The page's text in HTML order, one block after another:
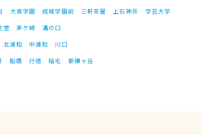
大泉学園 成城学園前 三軒茶屋 上石神井
学芸大学
堂 茅ケ崎
溝の口
北浦和 中浦和
川口
船橋 行徳 稲毛 新鎌ヶ谷